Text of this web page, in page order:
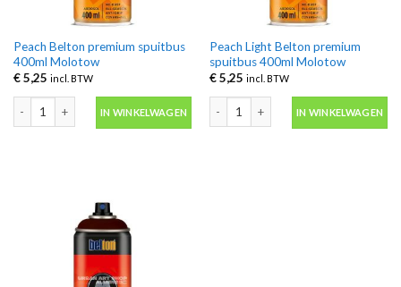
Peach Belton premium spuitbus
400ml Molotow
€5,25 incl. BTW
IN WINKELWAGEN
Peach Light Belton premium
spuitbus 400ml Molotow
€5,25 incl. BTW
IN WINKELWAGEN